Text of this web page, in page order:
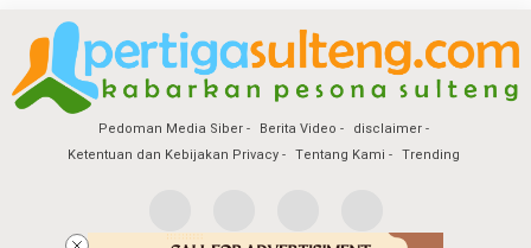
Pedoman Media Siber Berita Video
disclaimer
Ketentuan dan Kebijakan Privacy
Tentang Kami Trending